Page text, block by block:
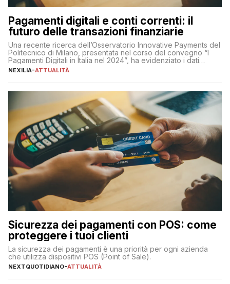
Pagamenti digitali e conti correnti: il
futuro delle transazioni finanziarie
Una recente ricerca dell’Osservatorio Innovative Payments del
Politecnico di Milano, presentata nel corso del convegno “I
Pagamenti Digitali in Italia nel 2024”, ha evidenziato i dati
definitivi del primo semestre 2024 relativamente alle
NEXILIA-ATTUALITÀ
Sicurezza dei pagamenti con POS: come
proteggere i tuoi clienti
La sicurezza dei pagamenti è una priorità per ogni azienda
che utilizza dispositivi POS (Point of Sale).
NEXTQUOTIDIANO-ATTUALITÀ